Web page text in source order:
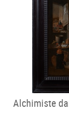
Alchimiste